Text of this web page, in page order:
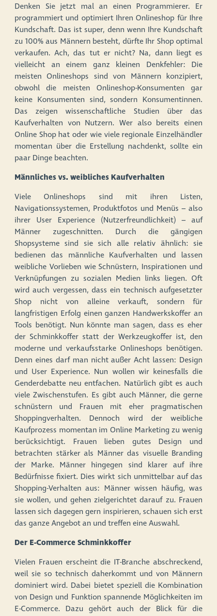
Denken Sie jetzt mal an einen Programmierer. Er
programmiert und optimiert Ihren Onlineshop für Ihre
Kundschaft. Das ist super, denn wenn Ihre Kundschaft
zu 100% aus Männern besteht, dürfte Ihr Shop optimal
verkaufen. Ach, das tut er nicht? Na, dann liegt es
vielleicht an einem ganz kleinen Denkfehler: Die
meisten Onlineshops sind von Männern konzipiert,
obwohl die meisten Onlineshop-Konsumenten gar
keine Konsumenten sind, sondern Konsumentinnen.
Das zeigen wissenschaftliche Studien über das
Kaufverhalten von Nutzern. Wer also bereits einen
Online Shop hat oder wie viele regionale Einzelhändler
momentan über die Erstellung nachdenkt, sollte ein
paar Dinge beachten.
Männliches vs. weibliches Kaufverhalten
Viele Onlineshops sind mit ihren Listen,
Navigationssystemen, Produktfotos und Menüs – also
ihrer User Experience (Nutzerfreundlichkeit) – auf
Männer zugeschnitten. Durch die gängigen
Shopsysteme sind sie sich alle relativ ähnlich: sie
bedienen das männliche Kaufverhalten und lassen
weibliche Vorlieben wie Schnüstern, Inspirationen und
Verknüpfungen zu sozialen Medien links liegen. Oft
wird auch vergessen, dass ein technisch aufgesetzter
Shop nicht von alleine verkauft, sondern für
langfristigen Erfolg einen ganzen Handwerkskoffer an
Tools benötigt. Nun könnte man sagen, dass es eher
der Schminkkoffer statt der Werkzeugkoffer ist, den
moderne und verkaufsstarke Onlineshops benötigen.
Denn eines darf man nicht außer Acht lassen: Design
und User Experience. Nun wollen wir keinesfalls die
Genderdebatte neu entfachen. Natürlich gibt es auch
viele Zwischenstufen. Es gibt auch Männer, die gerne
schnüstern und Frauen mit eher pragmatischen
Shoppingverhalten. Dennoch wird der weibliche
Kaufprozess momentan im Online Marketing zu wenig
berücksichtigt. Frauen lieben gutes Design und
betrachten stärker als Männer das visuelle Branding
der Marke. Männer hingegen sind klarer auf ihre
Bedürfnisse fixiert. Dies wirkt sich unmittelbar auf das
Shopping-Verhalten aus: Männer wissen häufig, was
sie wollen, und gehen zielgerichtet darauf zu. Frauen
lassen sich dagegen gern inspirieren, schauen sich erst
das ganze Angebot an und treffen eine Auswahl.
Der E-Commerce Schminkkoffer
Vielen Frauen erscheint die IT-Branche abschreckend,
weil sie so technisch daherkommt und von Männern
dominiert wird. Dabei bietet speziell die Kombination
von Design und Funktion spannende Möglichkeiten im
E-Commerce. Dazu gehört auch der Blick für die